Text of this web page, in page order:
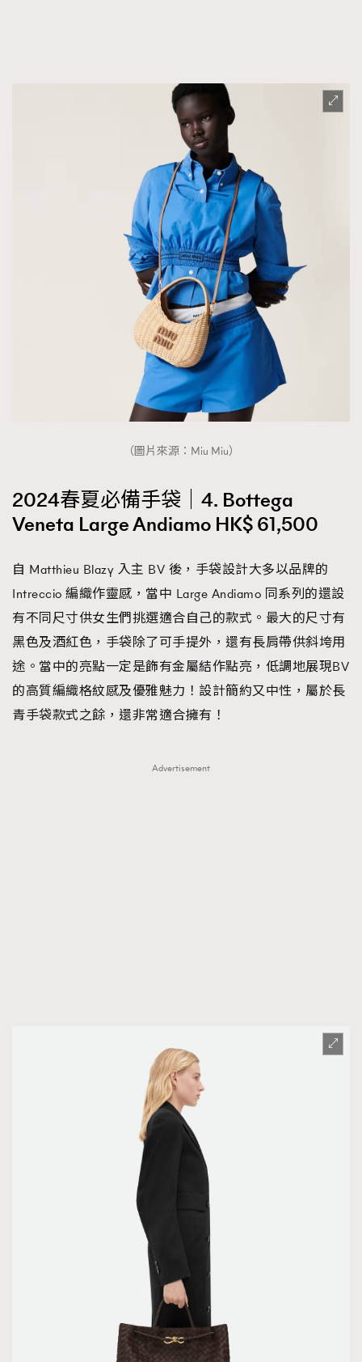
（圖片來源：Miu Miu）
2024春夏必備手袋｜4. Bottega
Veneta Large Andiamo HK$ 61,500
自 Matthieu Blazy 入主 BV 後，手袋設計大多以品牌的
Intreccio 編織作靈感，當中 Large Andiamo 同系列的還設
有不同尺寸供女生們挑選適合自己的款式。最大的尺寸有
黑色及酒紅色，手袋除了可手提外，還有長肩帶供斜垮用
途。當中的亮點一定是飾有金屬結作點亮，低調地展現BV
的高質編織格紋感及優雅魅力！設計簡約又中性，屬於長
青手袋款式之餘，還非常適合擁有！
Advertisement